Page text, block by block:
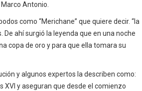
Antonio.
como “Merichane” que quiere decir. “la
De ahí surgió la leyenda que en una noche
copa de oro y para que ella tomara su
y algunos expertos la describen como:
XVI y aseguran que desde el comienzo